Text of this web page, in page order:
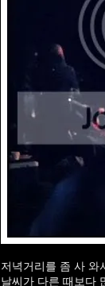
저녁거리를 좀 사 와
날씨가 다른 때보다